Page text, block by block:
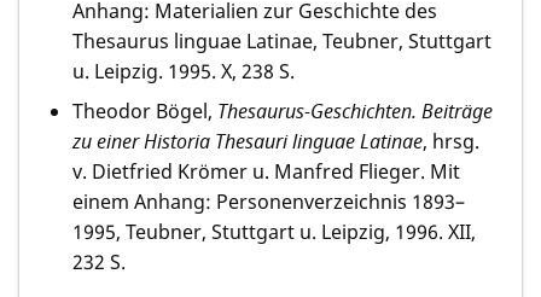
Anhang: Materialien zur Geschichte des
Thesaurus linguae Latinae, Teubner, Stuttgart
u. Leipzig. 1995. X, 238 S.
Theodor Bögel, Thesaurus-Geschichten. Beiträge
zu einer Historia Thesauri linguae Latinae, hrsg.
v. Dietfried Krömer u. Manfred Flieger. Mit
einem Anhang: Personenverzeichnis 1893–
1995, Teubner, Stuttgart u. Leipzig, 1996. XII,
232 S.